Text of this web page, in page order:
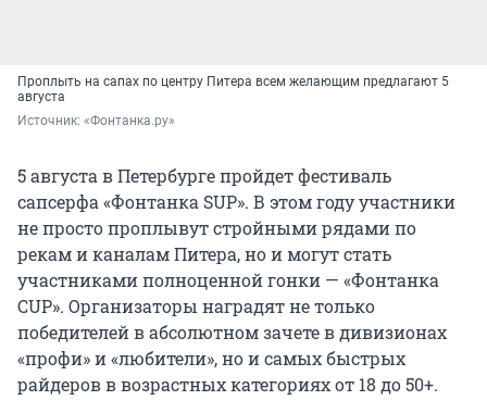
Проплыть на сапах по центру Питера всем желающим предлагают 5
августа
Источник: «Фонтанка.ру»
5 августа в Петербурге пройдет фестиваль
сапсерфа «Фонтанка SUP». В этом году участники
не просто проплывут стройными рядами по
рекам и каналам Питера, но и могут стать
участниками полноценной гонки — «Фонтанка
CUP». Организаторы наградят не только
победителей в абсолютном зачете в дивизионах
«профи» и «любители», но и самых быстрых
райдеров в возрастных категориях от 18 до 50+.